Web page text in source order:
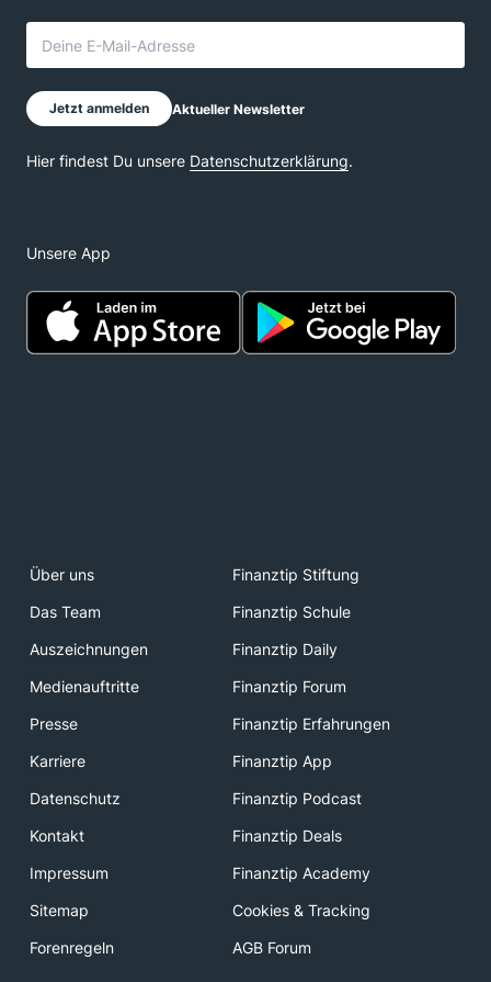
Unsere App
Über uns
Finanztip Stiftung
Das Team
Finanztip Schule
Auszeichnungen
Finanztip Daily
Medienauftritte
Finanztip Forum
Presse
Finanztip Erfahrungen
Karriere
Finanztip App
Datenschutz
Finanztip Podcast
Kontakt
Finanztip Deals
Impressum
Finanztip Academy
Sitemap
Cookies & Tracking
Forenregeln
AGB Forum